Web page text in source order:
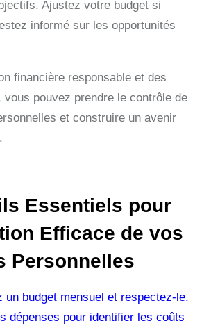
Ajustez votre budget si
informé sur les opportunités
financière responsable et des
pouvez prendre le contrôle de
et construire un avenir
Essentiels pour
Efficace de vos
Personnelles
un budget mensuel et respectez-le.
dépenses pour identifier les coûts